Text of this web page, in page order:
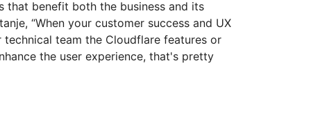
that benefit both the business and its
“When your customer success and UX
team the Cloudflare features or
the user experience, that's pretty